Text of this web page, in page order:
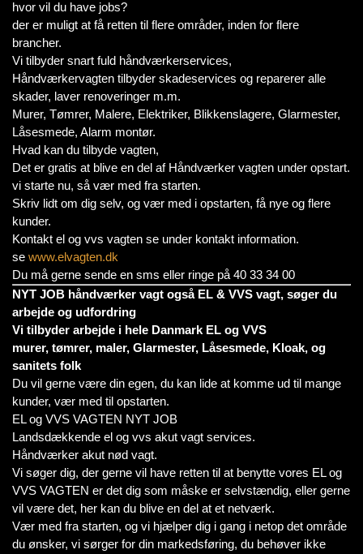
hvor vil du have jobs?
der er muligt at få retten til flere områder, inden for flere
brancher.
Vi tilbyder snart fuld håndværkerservices,
Håndværkervagten tilbyder skadeservices og reparerer alle
skader, laver renoveringer m.m.
Murer, Tømrer, Malere, Elektriker, Blikkenslagere, Glarmester,
Låsesmede, Alarm montør.
Hvad kan du tilbyde vagten,
Det er gratis at blive en del af Håndværker vagten under opstart.
vi starte nu, så vær med fra starten.
Skriv lidt om dig selv, og vær med i opstarten, få nye og flere
kunder.
Kontakt el og vvs vagten se under kontakt information.
se www.elvagten.dk
Du må gerne sende en sms eller ringe på 40 33 34 00
NYT JOB håndværker vagt også EL & VVS vagt, søger du
arbejde og udfordring
Vi tilbyder arbejde i hele Danmark EL og VVS
murer, tømrer, maler, Glarmester, Låsesmede, Kloak, og
sanitets folk
Du vil gerne være din egen, du kan lide at komme ud til mange
kunder, vær med til opstarten.
EL og VVS VAGTEN NYT JOB
Landsdækkende el og vvs akut vagt services.
Håndværker akut nød vagt.
Vi søger dig, der gerne vil have retten til at benytte vores EL og
VVS VAGTEN er det dig som måske er selvstændig, eller gerne
vil være det, her kan du blive en del at et netværk.
Vær med fra starten, og vi hjælper dig i gang i netop det område
du ønsker, vi sørger for din markedsføring, du behøver ikke